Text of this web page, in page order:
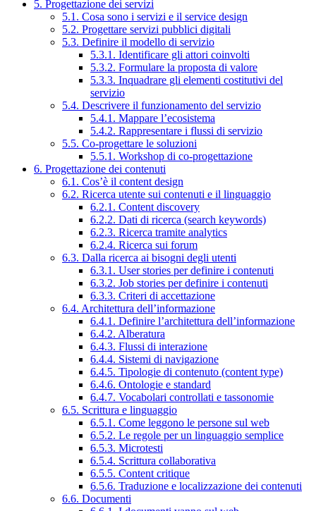
5. Progettazione dei servizi
5.1. Cosa sono i servizi e il service design
5.2. Progettare servizi pubblici digitali
5.3. Definire il modello di servizio
5.3.1. Identificare gli attori coinvolti
5.3.2. Formulare la proposta di valore
5.3.3. Inquadrare gli elementi costitutivi del
servizio
5.4. Descrivere il funzionamento del servizio
5.4.1. Mappare l’ecosistema
5.4.2. Rappresentare i flussi di servizio
5.5. Co-progettare le soluzioni
5.5.1. Workshop di co-progettazione
6. Progettazione dei contenuti
6.1. Cos’è il content design
6.2. Ricerca utente sui contenuti e il linguaggio
6.2.1. Content discovery
6.2.2. Dati di ricerca (search keywords)
6.2.3. Ricerca tramite analytics
6.2.4. Ricerca sui forum
6.3. Dalla ricerca ai bisogni degli utenti
6.3.1. User stories per definire i contenuti
6.3.2. Job stories per definire i contenuti
6.3.3. Criteri di accettazione
6.4. Architettura dell’informazione
6.4.1. Definire l’architettura dell’informazione
6.4.2. Alberatura
6.4.3. Flussi di interazione
6.4.4. Sistemi di navigazione
6.4.5. Tipologie di contenuto (content type)
6.4.6. Ontologie e standard
6.4.7. Vocabolari controllati e tassonomie
6.5. Scrittura e linguaggio
6.5.1. Come leggono le persone sul web
6.5.2. Le regole per un linguaggio semplice
6.5.3. Microtesti
6.5.4. Scrittura collaborativa
6.5.5. Content critique
6.5.6. Traduzione e localizzazione dei contenuti
6.6. Documenti